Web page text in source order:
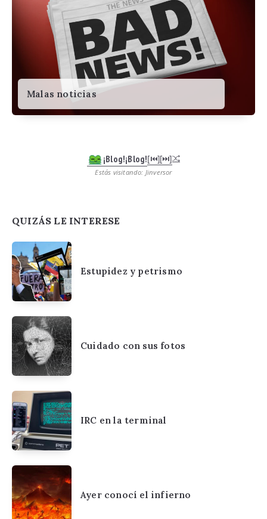
Malas noticias
¡Blog!¡Blog![⏮︎][⏭︎]
Estás visitando: Jinversor
QUIZÁS LE INTERESE
Estupidez y petrismo
Cuidado con sus fotos
IRC en la terminal
Ayer conocí el infierno